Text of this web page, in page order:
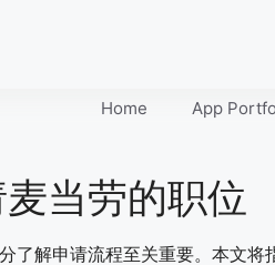
Home App
当劳的职位
了解申请流程至关重要。本文